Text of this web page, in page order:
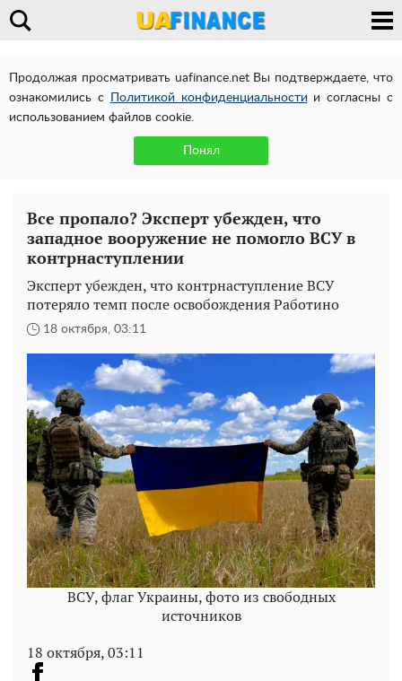
Продолжая просматривать uafinance.net Вы подтверждаете, что
ознакомились с
Политикой конфиденциальности и согласны с
использованием файлов cookie.
Понял
Все пропало? Эксперт убежден, что
западное вооружение не помогло ВСУ в
контрнаступлении
Эксперт убежден, что контрнаступление ВСУ
потеряло темп после освобождения Работино
18 октября, 03:11
ВСУ, флаг Украины, фото из свободных
источников
18 октября, 03:11